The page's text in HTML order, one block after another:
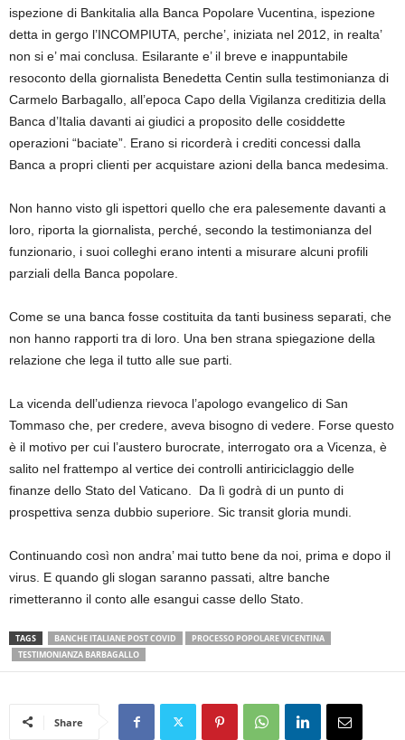
ispezione di Bankitalia alla Banca Popolare Vucentina, ispezione
detta in gergo l’INCOMPIUTA, perche’, iniziata nel 2012, in realta’
non si e’ mai conclusa. Esilarante e’ il breve e inappuntabile
resoconto della giornalista Benedetta Centin sulla testimonianza di
Carmelo Barbagallo, all’epoca Capo della Vigilanza creditizia della
Banca d’Italia davanti ai giudici a proposito delle cosiddette
operazioni “baciate”. Erano si ricorderà i crediti concessi dalla
Banca a propri clienti per acquistare azioni della banca medesima.
Non hanno visto gli ispettori quello che era palesemente davanti a
loro, riporta la giornalista, perché, secondo la testimonianza del
funzionario, i suoi colleghi erano intenti a misurare alcuni profili
parziali della Banca popolare.
Come se una banca fosse costituita da tanti business separati, che
non hanno rapporti tra di loro. Una ben strana spiegazione della
relazione che lega il tutto alle sue parti.
La vicenda dell’udienza rievoca l’apologo evangelico di San
Tommaso che, per credere, aveva bisogno di vedere. Forse questo
è il motivo per cui l’austero burocrate, interrogato ora a Vicenza, è
salito nel frattempo al vertice dei controlli antiriciclaggio delle
finanze dello Stato del Vaticano. Da lì godrà di un punto di
prospettiva senza dubbio superiore. Sic transit gloria mundi.
Continuando così non andra’ mai tutto bene da noi, prima e dopo il
virus. E quando gli slogan saranno passati, altre banche
rimetteranno il conto alle esangui casse dello Stato.
TAGS BANCHE ITALIANE POST COVID
PROCESSO POPOLARE VICENTINA
TESTIMONIANZA BARBAGALLO
Share